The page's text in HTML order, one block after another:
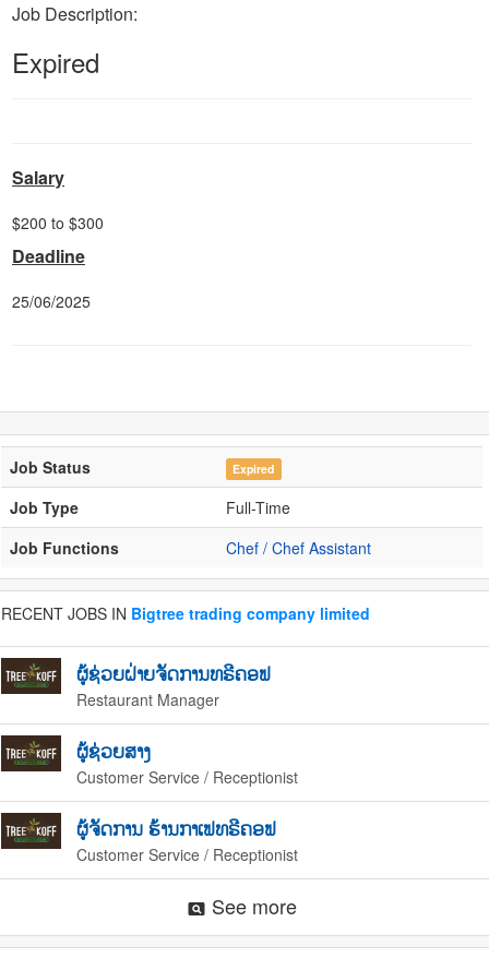
Job Description:
Expired
Salary
$200 to $300
Deadline
25/06/2025
Job Status Expired
Job Type
Full-Time
Job Functions
Chef / Chef Assistant
RECENT JOBS IN Bigtree trading company limited
ຜູ້ຊ່ວຍຝ່າຍຈັດການທຣີຄອຟ
Restaurant Manager
ຜູ້ຊ່ວຍສາງ
Customer Service / Receptionist
ຜູ້ຈັດການ ຮ້ານກາເຟທຣີຄອຟ
Customer Service / Receptionist
pageview See more